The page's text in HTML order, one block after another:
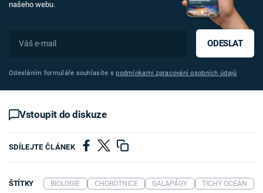
našeho webu.
ODESLAT
Odesláním formuláře souhlasíte spodmínkami zpracování osobních údajů
Vstoupit do diskuze
SDÍLEJTE ČLÁNEK
ŠTÍTKY BIOLOGIE CHOBOTNICE GALAPÁGY TICHÝ OCEÁN